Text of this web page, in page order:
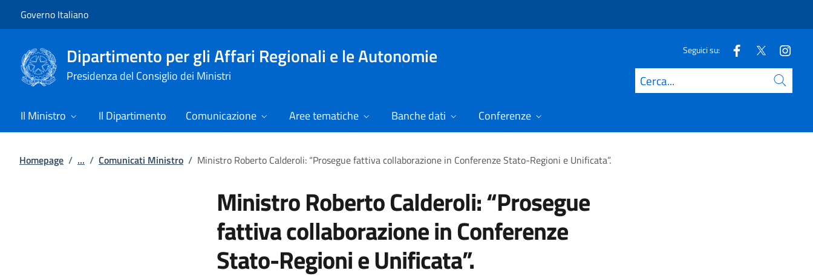
Governo Italiano
Dipartimento per gli Affari Regionali e le Autonomie
Presidenza del Consiglio dei Ministri
Seguici su:
Cerca
Il Ministro Il Dipartimento Comunicazione Aree tematiche Banche dati Conferenze
Homepage / ... / Comunicati Ministro / Ministro Roberto Calderoli: “Prosegue fattiva collaborazione in Conferenze Stato-Regioni e Unificata”.
Ministro Roberto Calderoli: “Prosegue
fattiva collaborazione in Conferenze
Stato-Regioni e Unificata”.